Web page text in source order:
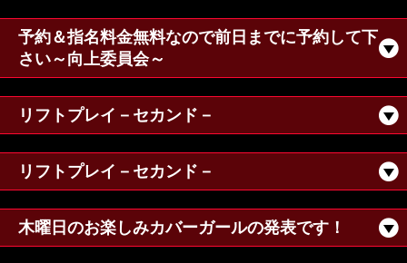
予約＆指名料金無料なので前日までに予約して下
さい～向上委員会～
リフトプレイ－セカンド－
リフトプレイ－セカンド－
木曜日のお楽しみカバーガールの発表です！